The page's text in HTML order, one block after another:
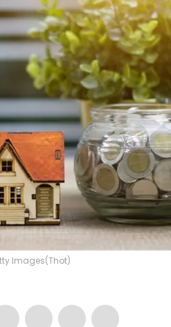
Images(Thot)